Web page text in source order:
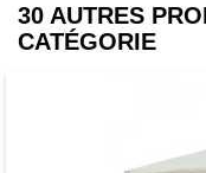
30 AUTRES
CATÉGORIE